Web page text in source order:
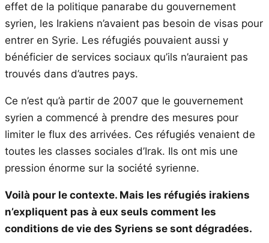
effet de la politique panarabe du gouvernement
syrien, les Irakiens n’avaient pas besoin de visas pour
entrer en Syrie. Les réfugiés pouvaient aussi y
bénéficier de services sociaux qu’ils n’auraient pas
trouvés dans d’autres pays.
Ce n’est qu’à partir de 2007 que le gouvernement
syrien a commencé à prendre des mesures pour
limiter le flux des arrivées. Ces réfugiés venaient de
toutes les classes sociales d’Irak. Ils ont mis une
pression énorme sur la société syrienne.
Voilà pour le contexte. Mais les réfugiés irakiens
n’expliquent pas à eux seuls comment les
conditions de vie des Syriens se sont dégradées.